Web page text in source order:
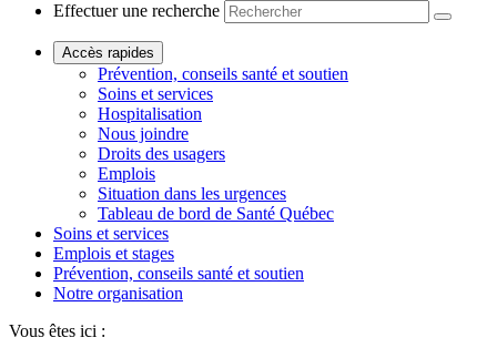
Effectuer une recherche
Accès rapides
Prévention, conseils santé et soutien
Soins et services
Hospitalisation
Nous joindre
Droits des usagers
Emplois
Situation dans les urgences
Tableau de bord de Santé Québec
Soins et services
Emplois et stages
Prévention, conseils santé et soutien
Notre organisation
Vous êtes ici :